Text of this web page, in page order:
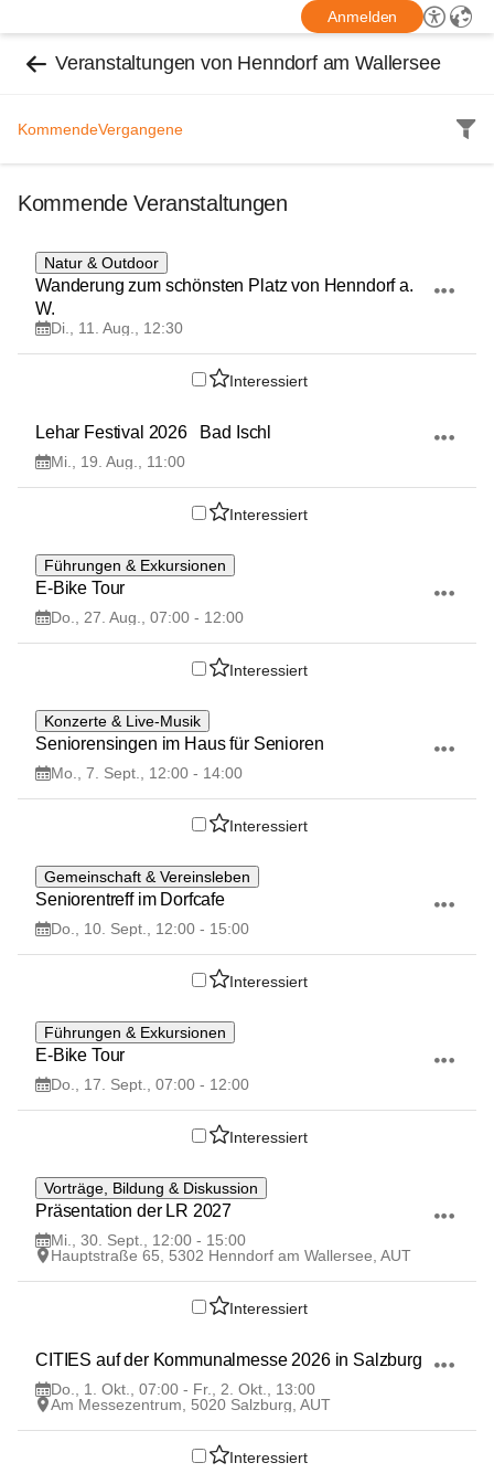
Anmelden
Veranstaltungen von Henndorf am Wallersee
KommendeVergangene
Kommende Veranstaltungen
11
AUG
Natur & Outdoor
Wanderung zum schönsten Platz von Henndorf a.
W.
Di., 11. Aug., 12:30
Interessiert
19
Lehar Festival 2026   Bad Ischl
Mi., 19. Aug., 11:00
Interessiert
27
AUG
Führungen & Exkursionen
E-Bike Tour
Do., 27. Aug., 07:00 - 12:00
Interessiert
7
SEP
Konzerte & Live-Musik
Seniorensingen im Haus für Senioren
Mo., 7. Sept., 12:00 - 14:00
Interessiert
10
SEP
Gemeinschaft & Vereinsleben
Seniorentreff im Dorfcafe
Do., 10. Sept., 12:00 - 15:00
Interessiert
17
SEP
Führungen & Exkursionen
E-Bike Tour
Do., 17. Sept., 07:00 - 12:00
Interessiert
30
SEP
Vorträge, Bildung & Diskussion
Präsentation der LR 2027
Mi., 30. Sept., 12:00 - 15:00
Hauptstraße 65, 5302 Henndorf am Wallersee, AUT
Interessiert
1
CITIES auf der Kommunalmesse 2026 in Salzburg
Do., 1. Okt., 07:00 - Fr., 2. Okt., 13:00
Am Messezentrum, 5020 Salzburg, AUT
Interessiert